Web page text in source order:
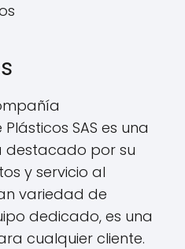
SAS es una
destacado por su
y servicio al
variedad de
dedicado, es una
cualquier cliente.